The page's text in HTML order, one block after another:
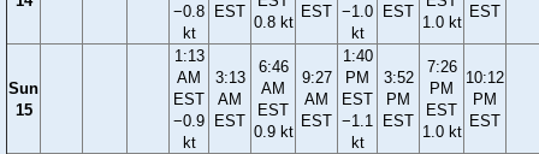
−0.8
kt
EST
0.8 kt
EST −1.0
kt
EST
1.0 kt
EST
Sun
15
1:13
AM
EST
−0.9
kt
3:13
AM
EST
6:46
AM
EST
0.9 kt
9:27
AM
EST
1:40
PM
EST
−1.1
kt
3:52
PM
EST
7:26
PM
EST
1.0 kt
10:12
PM
EST